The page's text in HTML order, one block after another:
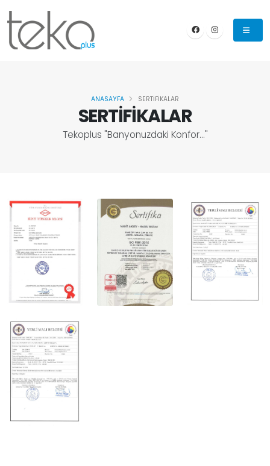
SERTİFİKALAR
Tekoplus "Banyonuzdaki Konfor..."
ANASAYFA SERTİFİKALAR